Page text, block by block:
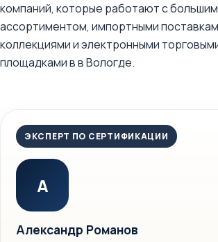
компаний, которые работают с большим
ассортиментом, импортными
коллекциями и электронными
площадками в в Вологде.
ЭКСПЕРТ ПО СЕРТИФИКАЦИИ
А
Александр Романов